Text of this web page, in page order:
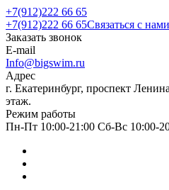
+7(912)222 66 65
+7(912)222 66 65Связаться с нами
Заказать звонок
E-mail
Info@bigswim.ru
Адрес
г. Екатеринбург, проспект
этаж.
Режим работы
Пн-Пт 10:00-21:00 Сб-Вс 10:00-